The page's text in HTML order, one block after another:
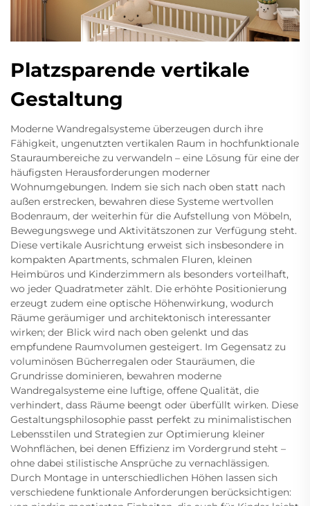
Platzsparende vertikale
Gestaltung
Moderne Wandregalsysteme überzeugen durch ihre
Fähigkeit, ungenutzten vertikalen Raum in hochfunktionale
Stauraumbereiche zu verwandeln – eine Lösung für eine der
häufigsten Herausforderungen moderner
Wohnumgebungen. Indem sie sich nach oben statt nach
außen erstrecken, bewahren diese Systeme wertvollen
Bodenraum, der weiterhin für die Aufstellung von Möbeln,
Bewegungswege und Aktivitätszonen zur Verfügung steht.
Diese vertikale Ausrichtung erweist sich insbesondere in
kompakten Apartments, schmalen Fluren, kleinen
Heimbüros und Kinderzimmern als besonders vorteilhaft,
wo jeder Quadratmeter zählt. Die erhöhte Positionierung
erzeugt zudem eine optische Höhenwirkung, wodurch
Räume geräumiger und architektonisch interessanter
wirken; der Blick wird nach oben gelenkt und das
empfundene Raumvolumen gesteigert. Im Gegensatz zu
voluminösen Bücherregalen oder Stauräumen, die
Grundrisse dominieren, bewahren moderne
Wandregalsysteme eine luftige, offene Qualität, die
verhindert, dass Räume beengt oder überfüllt wirken. Diese
Gestaltungsphilosophie passt perfekt zu minimalistischen
Lebensstilen und Strategien zur Optimierung kleiner
Wohnflächen, bei denen Effizienz im Vordergrund steht –
ohne dabei stilistische Ansprüche zu vernachlässigen.
Durch Montage in unterschiedlichen Höhen lassen sich
verschiedene funktionale Anforderungen berücksichtigen: